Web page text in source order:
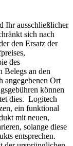
Ihr ausschließlicher
sich nach
den Ersatz der
des
Belegs an den
angegebenen Ort
können
dies. Logitech
ein funktional
mit neuen,
solange diese
entsprechen.